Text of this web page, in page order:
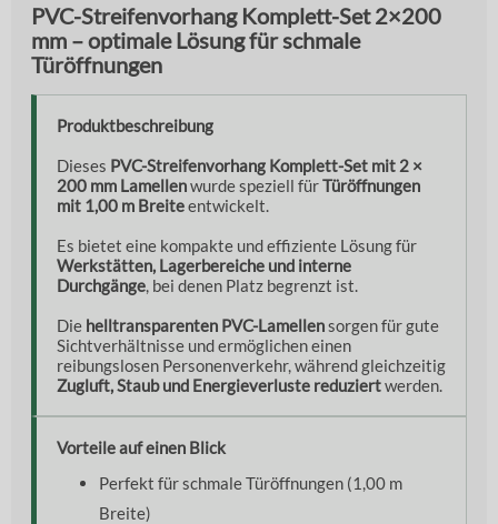
PVC-Streifenvorhang Komplett-Set 2×200
mm – optimale Lösung für schmale
Türöffnungen
Produktbeschreibung
Dieses PVC-Streifenvorhang Komplett-Set mit 2 ×
200 mm Lamellenwurde speziell fürTüröffnungen
mit 1,00 m Breiteentwickelt.
Es bietet eine kompakte und effiziente Lösung für
Werkstätten, Lagerbereiche und interne
Durchgänge , bei denen Platz begrenzt ist.
Die helltransparenten PVC-Lamellensorgen für gute
Sichtverhältnisse und ermöglichen einen
reibungslosen Personenverkehr, während gleichzeitig
Zugluft, Staub und Energieverluste reduziertwerden.
Vorteile auf einen Blick
Perfekt für schmale Türöffnungen (1,00 m
Breite)